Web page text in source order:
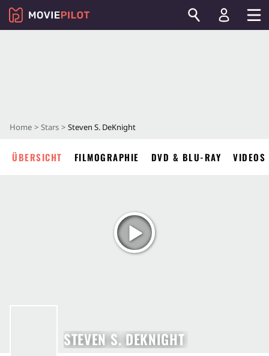
Home Stars Steven S. DeKnight
ÜBERSICHT FILMOGRAPHIE DVD & BLU-RAY VIDEOS
STEVEN S. DEKNIGHT